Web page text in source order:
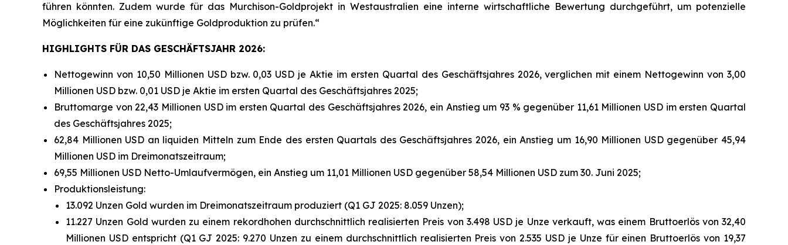
führen könnten. Zudem wurde für das Murchison-Goldprojekt in Westaustralien eine interne wirtschaftliche Bewertung durchgeführt, um potenzielle
Möglichkeiten für eine zukünftige Goldproduktion zu prüfen.“
HIGHLIGHTS FÜR DAS GESCHÄFTSJAHR 2026:
Nettogewinn von 10,50 Millionen USD bzw. 0,03 USD je Aktie im ersten Quartal des Geschäftsjahres 2026, verglichen mit einem Nettogewinn von 3,00
Millionen USD bzw. 0,01 USD je Aktie im ersten Quartal des Geschäftsjahres 2025;
Bruttomarge von 22,43 Millionen USD im ersten Quartal des Geschäftsjahres 2026, ein Anstieg um 93 % gegenüber 11,61 Millionen USD im ersten Quartal
des Geschäftsjahres 2025;
62,84 Millionen USD an liquiden Mitteln zum Ende des ersten Quartals des Geschäftsjahres 2026, ein Anstieg um 16,90 Millionen USD gegenüber 45,94
Millionen USD im Dreimonatszeitraum;
69,55 Millionen USD Netto-Umlaufvermögen, ein Anstieg um 11,01 Millionen USD gegenüber 58,54 Millionen USD zum 30. Juni 2025;
Produktionsleistung:
13.092 Unzen Gold wurden im Dreimonatszeitraum produziert (Q1 GJ 2025: 8.059 Unzen);
11.227 Unzen Gold wurden zu einem rekordhohen durchschnittlich realisierten Preis von 3.498 USD je Unze verkauft, was einem Bruttoerlös von 32,40
Millionen USD entspricht (Q1 GJ 2025: 9.270 Unzen zu einem durchschnittlich realisierten Preis von 2.535 USD je Unze für einen Bruttoerlös von 19,37